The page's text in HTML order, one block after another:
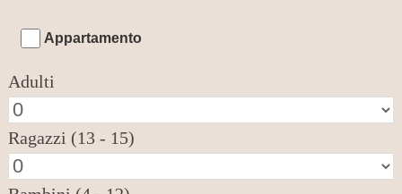
Appartamento
Adulti
Ragazzi (13 - 15)